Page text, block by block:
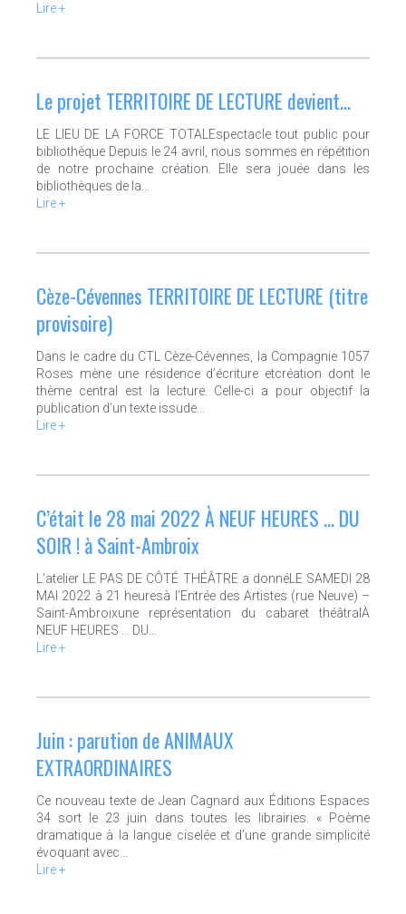
Lire +
Le projet TERRITOIRE DE LECTURE devient…
LE LIEU DE LA FORCE TOTALEspectacle tout public pour
bibliothèque Depuis le 24 avril, nous sommes en répétition
de notre prochaine création. Elle sera jouée dans les
bibliothèques de la…
Lire +
Cèze-Cévennes TERRITOIRE DE LECTURE (titre
provisoire)
Dans le cadre du CTL Cèze-Cévennes, la Compagnie 1057
Roses mène une résidence d’écriture etcréation dont le
thème central est la lecture. Celle-ci a pour objectif la
publication d’un texte issude…
Lire +
C’était le 28 mai 2022 À NEUF HEURES … DU
SOIR ! à Saint-Ambroix
L’atelier LE PAS DE CÔTÉ THÉÂTRE a donnéLE SAMEDI 28
MAI 2022 à 21 heuresà l’Entrée des Artistes (rue Neuve) –
Saint-Ambroixune représentation du cabaret théâtralÀ
NEUF HEURES … DU…
Lire +
Juin : parution de ANIMAUX
EXTRAORDINAIRES
Ce nouveau texte de Jean Cagnard aux Éditions Espaces
34 sort le 23 juin dans toutes les librairies. « Poème
dramatique à la langue ciselée et d’une grande simplicité
évoquant avec…
Lire +